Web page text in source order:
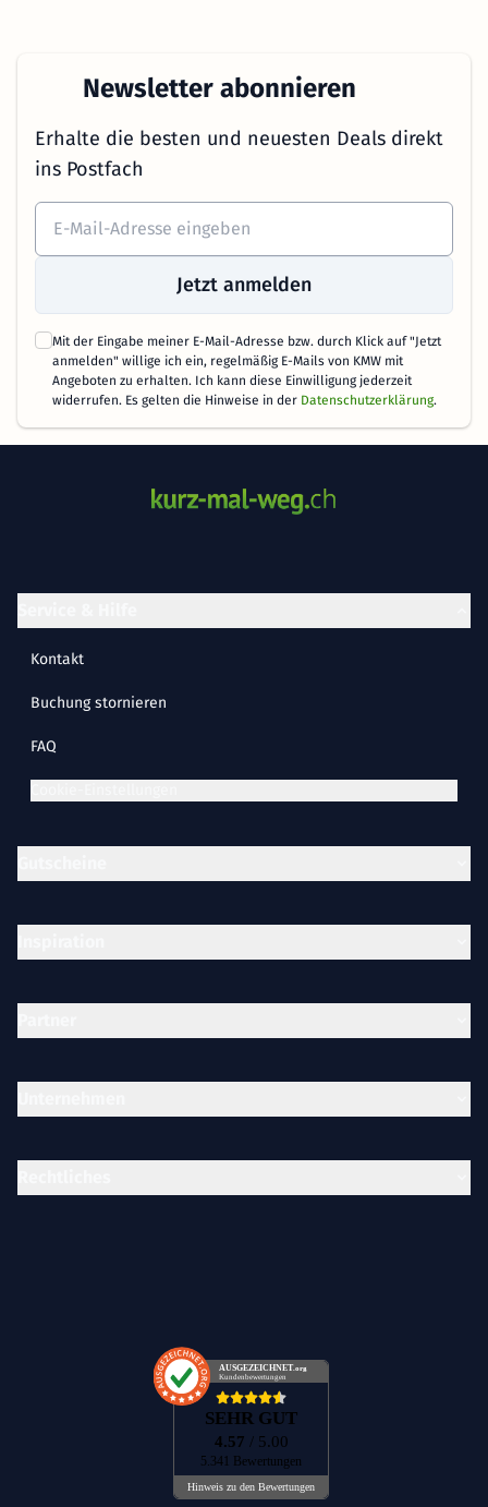
Newsletter abonnieren
Erhalte die besten und neuesten Deals direkt
ins Postfach
Jetzt anmelden
Mit der Eingabe meiner E-Mail-Adresse bzw. durch Klick auf "Jetzt
anmelden" willige ich ein, regelmäßig E-Mails von KMW mit
Angeboten zu erhalten. Ich kann diese Einwilligung jederzeit
widerrufen. Es gelten die Hinweise in der Datenschutzerklärung.
AUSGEZEICHNET.org
Kundenbewertungen
SEHR GUT
4.57 / 5.00
5.341 Bewertungen
Hinweis zu den Bewertungen
Kontakt
Buchung stornieren
FAQ